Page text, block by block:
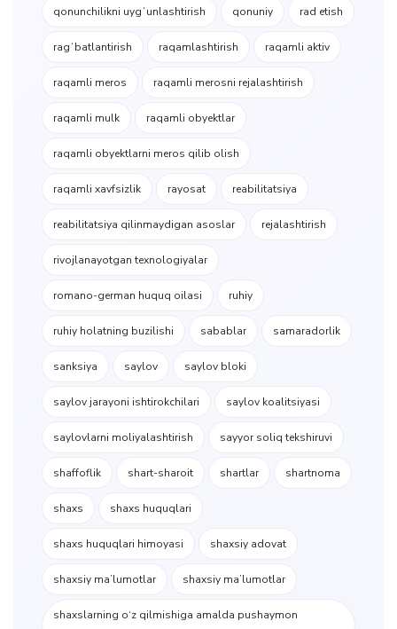
qonunchilikni uygʻunlashtirish qonuniy rad etish
ragʻbatlantirish raqamlashtirish raqamli aktiv
raqamli meros raqamli merosni rejalashtirish
raqamli mulk raqamli obyektlar
raqamli obyektlarni meros qilib olish
raqamli xavfsizlik rayosat reabilitatsiya
reabilitatsiya qilinmaydigan asoslar rejalashtirish
rivojlanayotgan texnologiyalar
romano-german huquq oilasi ruhiy
ruhiy holatning buzilishi sabablar samaradorlik
sanksiya saylov saylov bloki
saylov jarayoni ishtirokchilari saylov koalitsiyasi
saylovlarni moliyalashtirish sayyor soliq tekshiruvi
shaffoflik shart-sharoit shartlar shartnoma
shaxs shaxs huquqlari
shaxs huquqlari himoyasi shaxsiy adovat
shaxsiy ma’lumotlar shaxsiy maʼlumotlar
shaxslarning o‘z qilmishiga amalda pushaymon